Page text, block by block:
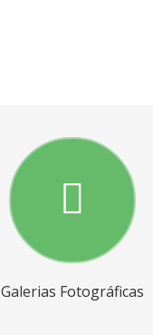
Galerias Fotográficas